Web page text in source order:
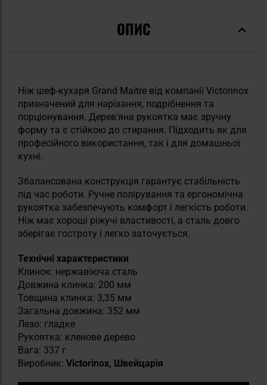
ОПИС
Ніж шеф-кухаря Grand Maitre від компанії Victorinox
призначений для нарізання, подрібнення та
порціонування. Дерев'яна рукоятка має зручну
форму та є стійкою до стирання. Підходить як для
професійного використання, так і для домашньої
кухні.
Збалансована конструкція гарантує стабільність
під час роботи. Ручне полірування та ергономічна
рукоятка забезпечують комфорт і легкість роботи.
Ніж має хороші ріжучі властивості, а сталь довго
зберігає гостроту і легко заточується.
Технічні характеристики
Клинок: нержавіюча сталь
Довжина клинка: 200 мм
Товщина клинка: 3,35 мм
Загальна довжина: 352 мм
Лезо: гладке
Рукоятка: кленове дерево
Вага: 337 г
Виробник: Victorinox, Швейцарія